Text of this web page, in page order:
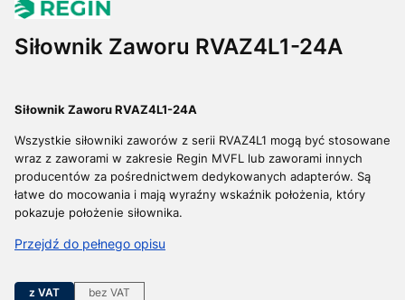
Siłownik Zaworu RVAZ4L1-24A
Siłownik ZaworuRVAZ4L1-24A
Wszystkie siłowniki zaworów z serii RVAZ4L1 mogą być stosowane
wraz z zaworami w zakresie Regin MVFL lub zaworami innych
producentów za pośrednictwem dedykowanych adapterów. Są
łatwe do mocowania i mają wyraźny wskaźnik położenia, który
pokazuje położenie siłownika.
Przejdź do pełnego opisu
z VAT bez VAT